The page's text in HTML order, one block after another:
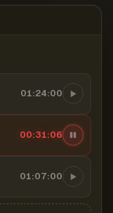
01:24:00
00:31:07
01:07:00